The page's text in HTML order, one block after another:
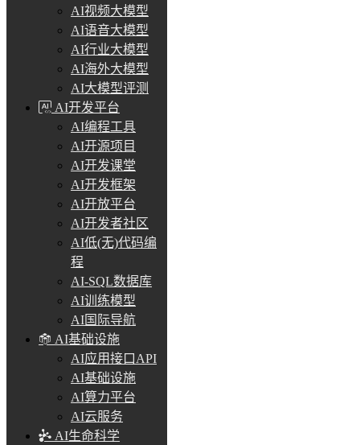
AI视频大模型
AI语音大模型
AI行业大模型
AI海外大模型
AI大模型评测
AI开发平台
AI编程工具
AI开源项目
AI开发课堂
AI开发框架
AI开放平台
AI开发者社区
AI低(无)代码编
程
AI-SQL数据库
AI训练模型
AI国际导航
AI基础设施
AI应用接口API
AI基础设施
AI算力平台
AI云服务
AI生命科学